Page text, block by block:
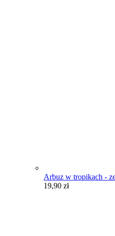
Arbuz w tropikach -
19,90 zł